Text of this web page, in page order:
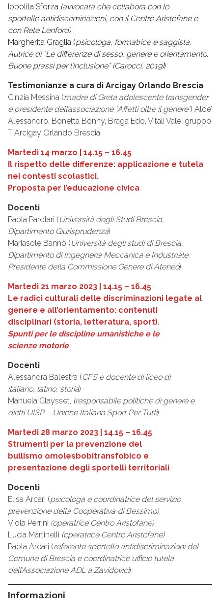
Ippolita Sforza (avvocata che collabora con lo
sportello antidiscriminazioni, con il Centro Aristofane e
con Rete Lenford)
Margherita Graglia (psicologa, formatrice e saggista.
Autrice di “Le differenze di sesso, genere e orientamento.
Buone prassi per l’inclusione” (Carocci, 2019))
Testimonianze a cura di Arcigay Orlando Brescia
Cinzia Messina (madre di Greta adolescente transgender
e presidente dell’associazione “Affetti oltre il genere”) Aloe’
Alessandro, Bonetta Bonny, Braga Edo, Vitali Vale, gruppo
T Arcigay Orlando Brescia
Martedì 14 marzo | 14.15 – 16.45
Il rispetto delle differenze: applicazione e tutela
nei contesti scolastici.
Proposta per l’educazione civica
Docenti
Paola Parolari (Università degli Studi Brescia,
Dipartimento Giurisprudenza)
Mariasole Bannò (Università degli studi di Brescia,
Dipartimento di Ingegneria Meccanica e Industriale,
Presidente della Commissione Genere di Ateneo)
Martedì 21 marzo 2023 | 14.15 – 16.45
Le radici culturali delle discriminazioni legate al
genere e all’orientamento: contenuti
disciplinari (storia, letteratura, sport).
Spunti per le discipline umanistiche e le
scienze motorie
Docenti
Alessandra Balestra (CFS e docente di liceo di
italiano, latino, storia)
Manuela Claysset, (responsabile politiche di genere e
diritti UISP – Unione Italiana Sport Per Tutti)
Martedì 28 marzo 2023 | 14.15 – 16.45
Strumenti per la prevenzione del
bullismo omolesbobitransfobico e
presentazione degli sportelli territoriali
Docenti
Elisa Arcari (psicologa e coordinatrice del servizio
prevenzione della Cooperativa di Bessimo)
Viola Perrini (operatrice Centro Aristofane)
Lucia Martinelli (operatrice Centro Aristofane)
Paola Arcari (referente sportello antidiscriminazionidel
Comune di Brescia e coordinatrice ufficio tutela
dell’Associazione ADL a Zavidovici)
Informazioni